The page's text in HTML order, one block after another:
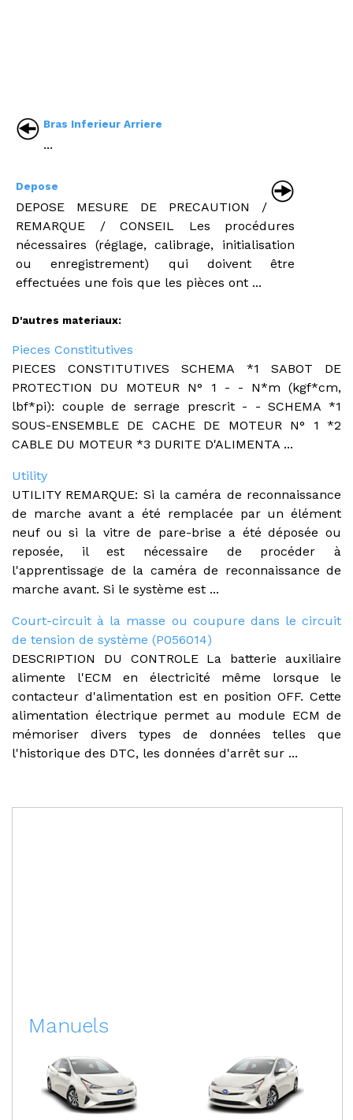
Bras Inferieur Arriere
...
Depose
DEPOSE MESURE DE PRECAUTION /
REMARQUE / CONSEIL Les procédures
nécessaires (réglage, calibrage, initialisation
ou enregistrement) qui doivent être
effectuées une fois que les pièces ont ...
D'autres materiaux:
Pieces Constitutives
PIECES CONSTITUTIVES SCHEMA *1 SABOT DE
PROTECTION DU MOTEUR N° 1 - - N*m (kgf*cm,
lbf*pi): couple de serrage prescrit - - SCHEMA *1
SOUS-ENSEMBLE DE CACHE DE MOTEUR N° 1 *2
CABLE DU MOTEUR *3 DURITE D'ALIMENTA ...
Utility
UTILITY REMARQUE: Si la caméra de reconnaissance
de marche avant a été remplacée par un élément
neuf ou si la vitre de pare-brise a été déposée ou
reposée, il est nécessaire de procéder à
l'apprentissage de la caméra de reconnaissance de
marche avant. Si le système est ...
Court-circuit à la masse ou coupure dans le circuit
de tension de système (P056014)
DESCRIPTION DU CONTROLE La batterie auxiliaire
alimente l'ECM en électricité même lorsque le
contacteur d'alimentation est en position OFF. Cette
alimentation électrique permet au module ECM de
mémoriser divers types de données telles que
l'historique des DTC, les données d'arrêt sur ...
Manuels